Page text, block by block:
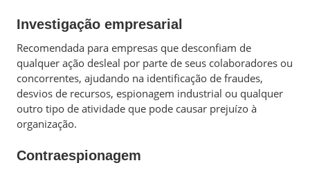
Investigação empresarial
Recomendada para empresas que desconfiam de
qualquer ação desleal por parte de seus colaboradores ou
concorrentes, ajudando na identificação de fraudes,
desvios de recursos, espionagem industrial ou qualquer
outro tipo de atividade que pode causar prejuízo à
organização.
Contraespionagem